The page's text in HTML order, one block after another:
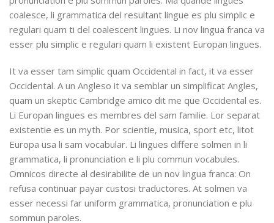
coalesce, li grammatica del resultant lingue es plu simplic e
regulari quam ti del coalescent lingues. Li nov lingua franca va
esser plu simplic e regulari quam li existent Europan lingues.
It va esser tam simplic quam Occidental in fact, it va esser
Occidental. A un Angleso it va semblar un simplificat Angles,
quam un skeptic Cambridge amico dit me que Occidental es.
Li Europan lingues es membres del sam familie. Lor separat
existentie es un myth. Por scientie, musica, sport etc, litot
Europa usa li sam vocabular. Li lingues differe solmen in li
grammatica, li pronunciation e li plu commun vocabules.
Omnicos directe al desirabilite de un nov lingua franca: On
refusa continuar payar custosi traductores. At solmen va
esser necessi far uniform grammatica, pronunciation e plu
sommun paroles.